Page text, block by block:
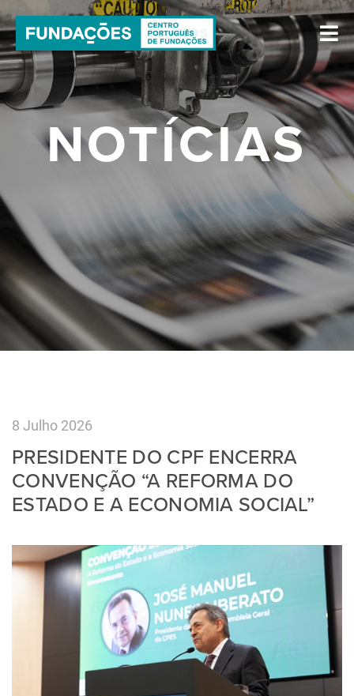
NOTÍCIAS
8 Julho 2026
PRESIDENTE DO CPF ENCERRA
CONVENÇÃO “A REFORMA DO
ESTADO E A ECONOMIA SOCIAL”